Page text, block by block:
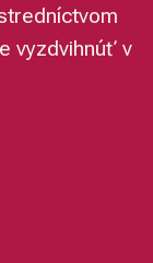
vyzdvihnúť v